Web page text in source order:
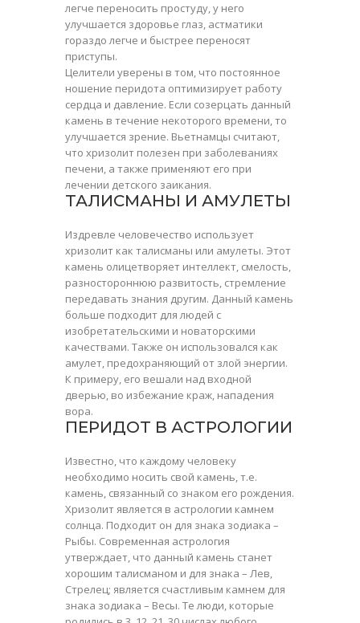
легче переносить простуду, у него
улучшается здоровье глаз, астматики
гораздо легче и быстрее переносят
приступы.
Целители уверены в том, что постоянное
ношение перидота оптимизирует работу
сердца и давление. Если созерцать данный
камень в течение некоторого времени, то
улучшается зрение. Вьетнамцы считают,
что хризолит полезен при заболеваниях
печени, а также применяют его при
лечении детского заикания.
ТАЛИСМАНЫ И АМУЛЕТЫ
Издревле человечество использует
хризолит как талисманы или амулеты. Этот
камень олицетворяет интеллект, смелость,
разностороннюю развитость, стремление
передавать знания другим. Данный камень
больше подходит для людей с
изобретательскими и новаторскими
качествами. Также он использовался как
амулет, предохраняющий от злой энергии.
К примеру, его вешали над входной
дверью, во избежание краж, нападения
вора.
ПЕРИДОТ В АСТРОЛОГИИ
Известно, что каждому человеку
необходимо носить свой камень, т.е.
камень, связанный со знаком его рождения.
Хризолитявляется в астрологии камнем
солнца. Подходит он для знака зодиака –
Рыбы. Современная астрология
утверждает, что данный камень станет
хорошим талисманом и для знака – Лев,
Стрелец; является счастливым камнем для
знака зодиака – Весы. Те люди, которые